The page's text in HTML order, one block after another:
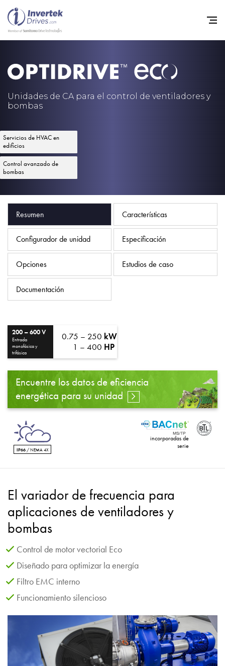
Unidades de CA para el control de ventiladores y
bombas
Servicios de HVAC en
edificios
Control avanzado de
bombas
Resumen Características
Configurador de unidad Especificación
Opciones Estudios de caso
Documentación
200 – 600 V
Entrada
monofásica y
trifásica
0.75 – 250 kW
1 – 400 HP
Encuentre los datos de eficiencia
energética para su unidad
IP66/ NEMA 4X
incorporadas de
serie
El variador de frecuencia para
aplicaciones de ventiladores y
bombas
Control de motor vectorial Eco
Diseñado para optimizar la energía
Filtro EMC interno
Funcionamiento silencioso
Home
Política de privacidad
Mapa del sitio